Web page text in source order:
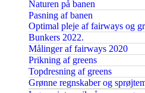
Naturen på banen
Pasning af banen
Optimal pleje af fairways og
Bunkers 2022.
Målinger af fairways 2020
Prikning af greens
Topdresning af greens
Grønne regnskaber og